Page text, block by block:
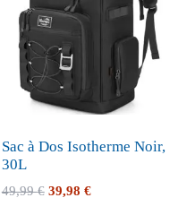
Sac à Dos Isotherme Noir,
30L
49,99€ Le
39,98 €Le